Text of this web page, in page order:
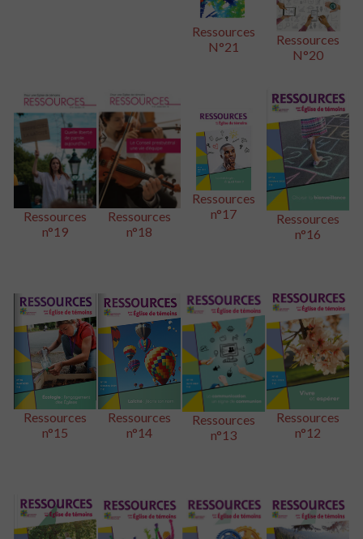
Ressources
N°21
Ressources
N°20
Ressources
n°19
Ressources
n°18
Ressources
n°17
Ressources
n°16
Ressources
n°15
Ressources
n°14
Ressources
n°13
Ressources
n°12